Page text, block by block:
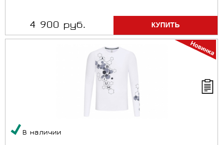
4 900 руб.
В наличии